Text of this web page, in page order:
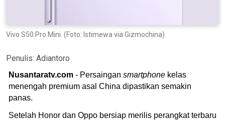
Vivo S50 Pro Mini. (Foto: Istimewa via Gizmochina)
Penulis: Adiantoro
Nusantaratv.com - Persaingan smartphone kelas
menengah premium asal China dipastikan semakin
panas.
Setelah Honor dan Oppo bersiap merilis perangkat terbaru